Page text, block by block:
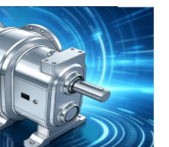
海外外贸订单。